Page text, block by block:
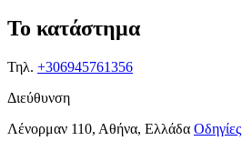
Το κατάστημα
Τηλ. +306945761356
Διεύθυνση
Λένορμαν 110, Αθήνα, Ελλάδα Οδηγίες